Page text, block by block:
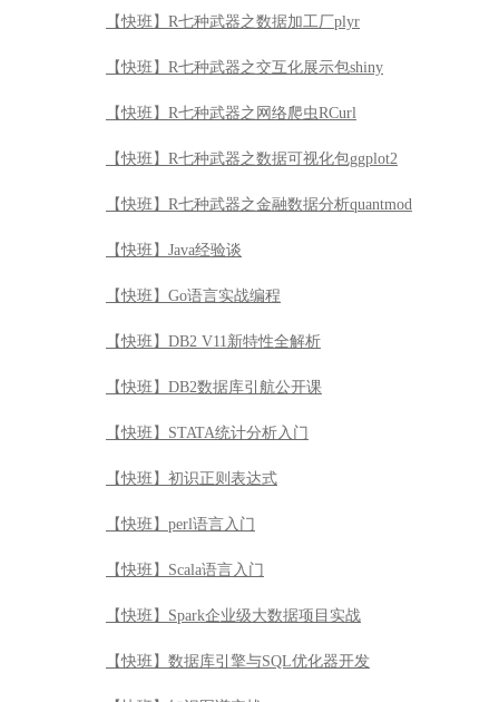
【快班】R七种武器之数据加工厂plyr
【快班】R七种武器之交互化展示包shiny
【快班】R七种武器之网络爬虫RCurl
【快班】R七种武器之数据可视化包ggplot2
【快班】R七种武器之金融数据分析quantmod
【快班】Java经验谈
【快班】Go语言实战编程
【快班】DB2 V11新特性全解析
【快班】DB2数据库引航公开课
【快班】STATA统计分析入门
【快班】初识正则表达式
【快班】perl语言入门
【快班】Scala语言入门
【快班】Spark企业级大数据项目实战
【快班】数据库引擎与SQL优化器开发